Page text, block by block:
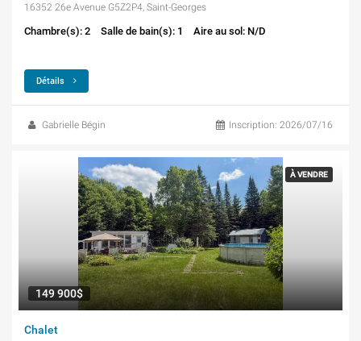
16352 26e Avenue G5Z2P4, Saint-Georges
Chambre(s): 2 Salle de bain(s): 1 Aire au sol: N/D
Détails
Gabrielle Bégin Inscription: 2026/07/16
À VENDRE
149 900$
Chalet